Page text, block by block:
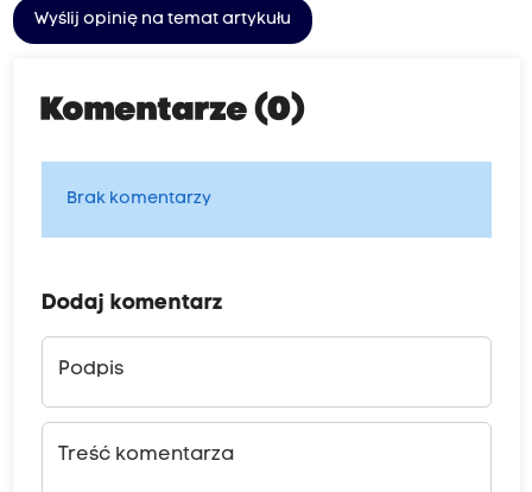
Wyślij opinię na temat artykułu
Komentarze (0)
Brak komentarzy
Dodaj komentarz
Podpis
Treść komentarza